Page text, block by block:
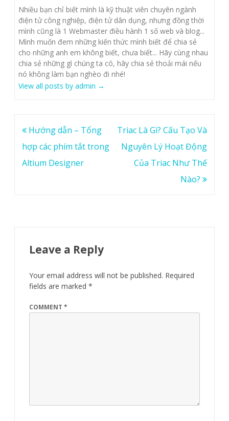
Nhiều bạn chỉ biết mình là kỹ thuật viên chuyên ngành
điện tử công nghiệp, điện tử dân dụng, nhưng đồng thời
mình cũng là 1 Webmaster điều hành 1 số web và blog...
Mình muốn đem những kiến thức mình biết để chia sẻ
cho những anh em không biết, chưa biết... Hãy cùng nhau
chia sẻ những gì chúng ta có, hãy chia sẻ thoải mái nếu
nó không làm bạn nghèo đi nhé!
View all posts by admin →
Post
navigation
Hướng dẫn – Tổng
hợp các phím tắt trong
Altium Designer
Triac Là Gì? Cấu Tạo Và
Nguyên Lý Hoạt Động
Của Triac Như Thế
Nào?
Leave a Reply
Your email address will not be published. Required
fields are marked *
COMMENT *